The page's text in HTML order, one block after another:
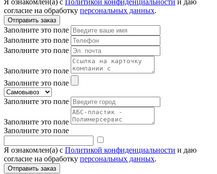
согласие на обработку персональных данных.
Заполните это поле
Заполните это поле
Заполните это поле
Заполните это поле
Заполните это поле
Заполните это поле
Заполните это поле
Заполните это поле
Я ознакомлен(а) с Политикой конфиденциальности и даю
согласие на обработку персональных данных.